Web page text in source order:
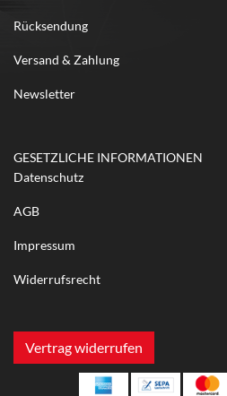
Rücksendung
Versand & Zahlung
Newsletter
GESETZLICHE INFORMATIONEN
Datenschutz
AGB
Impressum
Widerrufsrecht
Vertrag widerrufen